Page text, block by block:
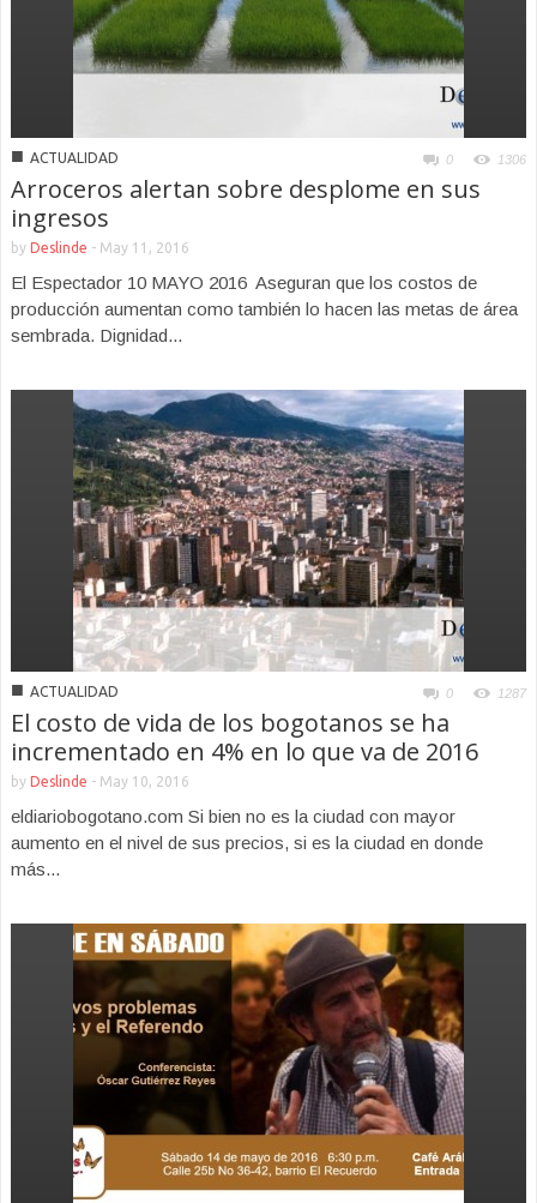
■ ACTUALIDAD 0 1306
Arroceros alertan sobre desplome en sus
ingresos
by Deslinde - May 11, 2016
El Espectador 10 MAYO 2016 Aseguran que los costos de
producción aumentan como también lo hacen las metas de área
sembrada. Dignidad...
■ ACTUALIDAD 0 1287
El costo de vida de los bogotanos se ha
incrementado en 4% en lo que va de 2016
by Deslinde - May 10, 2016
eldiariobogotano.com Si bien no es la ciudad con mayor
aumento en el nivel de sus precios, si es la ciudad en donde
más...